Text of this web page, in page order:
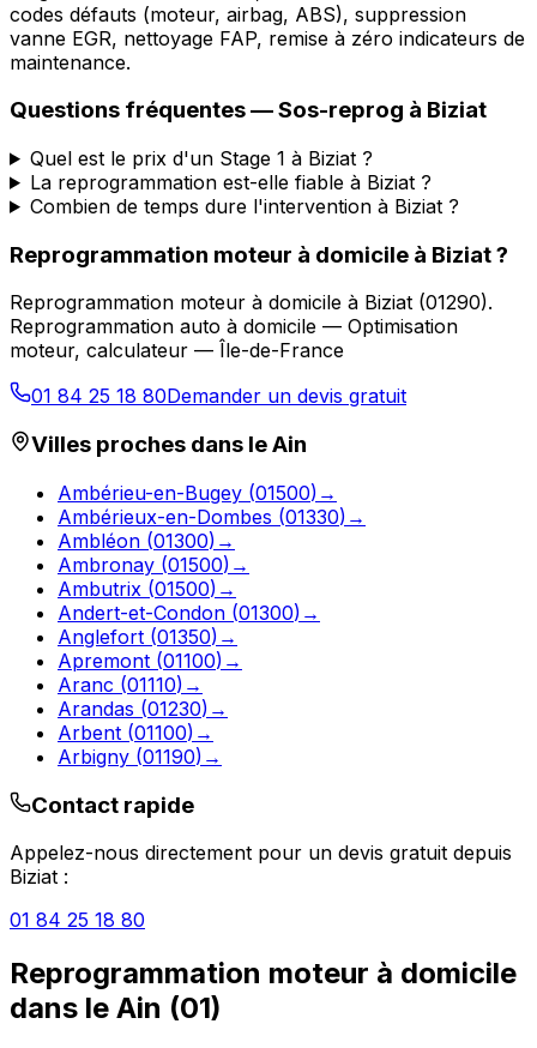
codes défauts (moteur, airbag, ABS), suppression
vanne EGR, nettoyage FAP, remise à zéro indicateurs de
maintenance.
Questions fréquentes —Sos-reprog à Biziat
Quel est le prix d'un Stage 1 à Biziat ?
La reprogrammation est-elle fiable à Biziat ?
Combien de temps dure l'intervention à Biziat ?
Reprogrammation moteur à domicile à Biziat?
Reprogrammation moteur à domicile à Biziat (01290).
Reprogrammation auto à domicile — Optimisation
moteur, calculateur — Île-de-France
01 84 25 18 80Demander un devis gratuit
Villes proches dans leAin
Ambérieu-en-Bugey (01500) →
Ambérieux-en-Dombes (01330) →
Ambléon (01300) →
Ambronay (01500) →
Ambutrix (01500) →
Andert-et-Condon (01300) →
Anglefort (01350) →
Apremont (01100) →
Aranc (01110) →
Arandas (01230) →
Arbent (01100) →
Arbigny (01190) →
Contact rapide
Appelez-nous directement pour un devis gratuit depuis
Biziat :
01 84 25 18 80
Reprogrammation moteur à domicile
dans le Ain (01)